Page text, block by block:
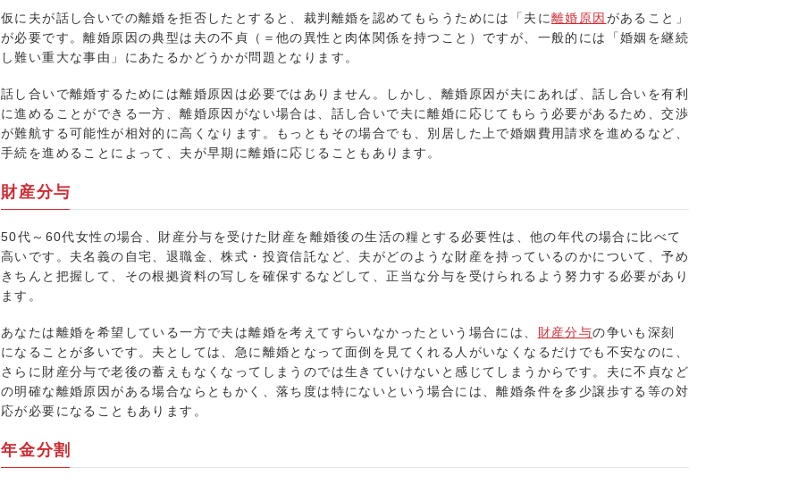
仮に夫が話し合いでの離婚を拒否したとすると、裁判離婚を認めてもらうためには「夫に離婚原因 があること」
が必要です。離婚原因の典型は夫の不貞（＝他の異性と肉体関係を持つこと）ですが、一般的には「婚姻を継続
し難い重大な事由」にあたるかどうかが問題となります。
話し合いで離婚するためには離婚原因は必要ではありません。しかし、離婚原因が夫にあれば、話し合いを有利
に進めることができる一方、離婚原因がない場合は、話し合いで夫に離婚に応じてもらう必要があるため、交渉
が難航する可能性が相対的に高くなります。もっともその場合でも、別居した上で婚姻費用請求を進めるなど、
手続を進めることによって、夫が早期に離婚に応じることもあります。
財産分与
50代～60代女性の場合、財産分与を受けた財産を離婚後の生活の糧とする必要性は、他の年代の場合に比べて
高いです。夫名義の自宅、退職金、株式・投資信託など、夫がどのような財産を持っているのかについて、予め
きちんと把握して、その根拠資料の写しを確保するなどして、正当な分与を受けられるよう努力する必要があり
ます。
あなたは離婚を希望している一方で夫は離婚を考えてすらいなかったという場合には、 財産分与の争いも深刻
になることが多いです。夫としては、急に離婚となって面倒を見てくれる人がいなくなるだけでも不安なのに、
さらに財産分与で老後の蓄えもなくなってしまうのでは生きていけないと感じてしまうからです。夫に不貞など
の明確な離婚原因がある場合ならともかく、落ち度は特にないという場合には、離婚条件を多少譲歩する等の対
応が必要になることもあります。
年金分割